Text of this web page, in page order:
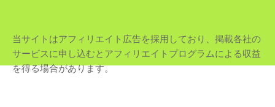
当サイトはアフィリエイト広告を採用しており、掲載各社の
サービスに申し込むとアフィリエイトプログラムによる収益
を得る場合があります。